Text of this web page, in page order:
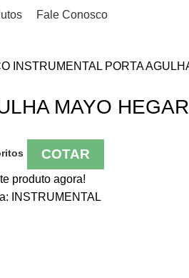
Fale Conosco
INSTRUMENTAL PORTA
MAYO
COTAR
produto agora!
INSTRUMENTAL